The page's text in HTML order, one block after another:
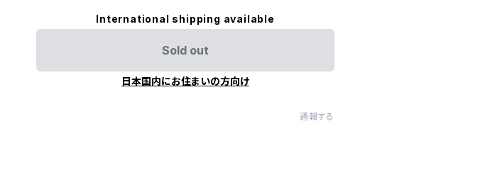
International shipping available
Sold out
日本国内にお住まいの方向け
通報する